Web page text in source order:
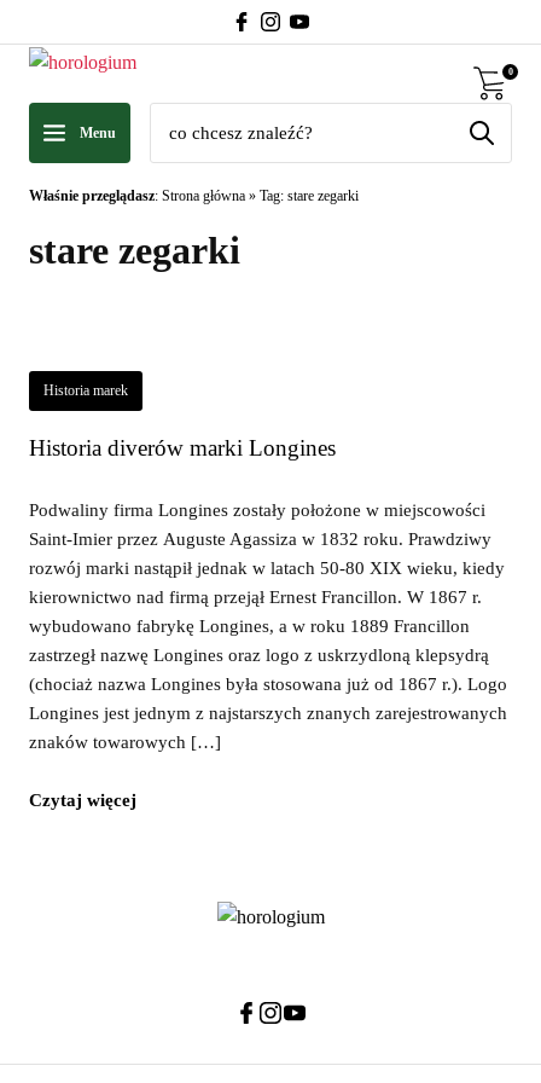
Menu
0
Właśnie przeglądasz: Strona główna » Tag: stare zegarki
stare zegarki
Historia marek
Historia diverów marki Longines
Podwaliny firma Longines zostały położone w miejscowości
Saint-Imier przez Auguste Agassiza w 1832 roku. Prawdziwy
rozwój marki nastąpił jednak w latach 50-80 XIX wieku, kiedy
kierownictwo nad firmą przejął Ernest Francillon. W 1867 r.
wybudowano fabrykę Longines, a w roku 1889 Francillon
zastrzegł nazwę Longines oraz logo z uskrzydloną klepsydrą
(chociaż nazwa Longines była stosowana już od 1867 r.). Logo
Longines jest jednym z najstarszych znanych zarejestrowanych
znaków towarowych […]
Czytaj więcej